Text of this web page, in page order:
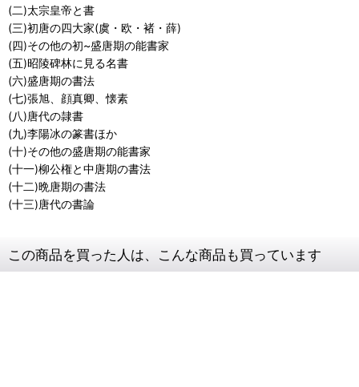
(二)太宗皇帝と書
(三)初唐の四大家(虞・欧・褚・薛)
(四)その他の初~盛唐期の能書家
(五)昭陵碑林に見る名書
(六)盛唐期の書法
(七)張旭、顔真卿、懐素
(八)唐代の隷書
(九)李陽冰の篆書ほか
(十)その他の盛唐期の能書家
(十一)柳公権と中唐期の書法
(十二)晩唐期の書法
(十三)唐代の書論
この商品を買った人は、こんな商品も買っています